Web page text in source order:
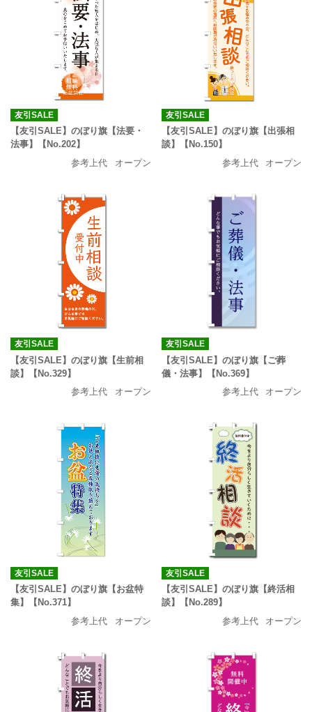
友引SALE
【友引SALE】のぼり旗【法要・
法事】【No.202】
参考上代
オープン
友引SALE
【友引SALE】のぼり旗【出張相
談】【No.150】
参考上代
オープン
友引SALE
【友引SALE】のぼり旗【生前相
談】【No.329】
参考上代
オープン
友引SALE
【友引SALE】のぼり旗【ご葬
儀・法事】【No.369】
参考上代
オープン
友引SALE
【友引SALE】のぼり旗【お盆特
集】【No.371】
参考上代
オープン
友引SALE
【友引SALE】のぼり旗【終活相
談】【No.289】
参考上代
オープン